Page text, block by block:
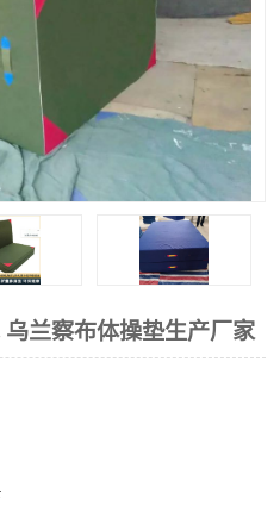
兰察布体操垫生产厂家